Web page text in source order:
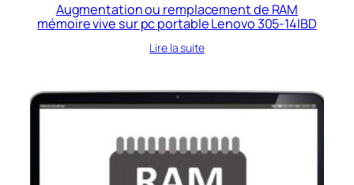
Augmentation ou remplacement de RAM
mémoire vive sur pc portable Lenovo 305-14IBD
Lire la suite